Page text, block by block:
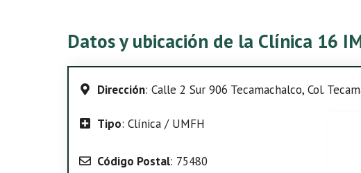
Datos y ubicación de la Clínica 16
Dirección: Calle 2 Sur 906 Tecamachalco, Col.
Tipo: Clínica / UMFH
Código Postal: 75480